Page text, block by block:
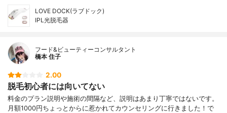
LOVE DOCK(ラブドック)
IPL光脱毛器
フード&ビューティーコンサルタント
橋本 住子
2.00
脱毛初心者には向いてない
料金のプラン説明や施術の間隔など、説明はあまり丁寧ではないです。
月額1000円ちょっとからに惹かれてカウンセリングに行きました！で